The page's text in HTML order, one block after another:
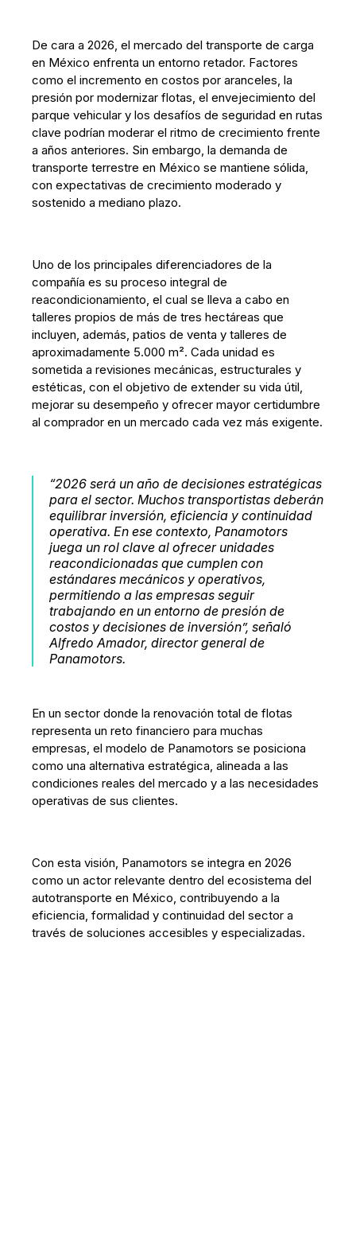
De cara a 2026, el mercado del transporte de carga
en México enfrenta un entorno retador. Factores
como el incremento en costos por aranceles, la
presión por modernizar flotas, el envejecimiento del
parque vehicular y los desafíos de seguridad en rutas
clave podrían moderar el ritmo de crecimiento frente
a años anteriores. Sin embargo, la demanda de
transporte terrestre en México se mantiene sólida,
con expectativas de crecimiento moderado y
sostenido a mediano plazo.
Uno de los principales diferenciadores de la
compañía es su proceso integral de
reacondicionamiento, el cual se lleva a cabo en
talleres propios de más de tres hectáreas que
incluyen, además, patios de venta y talleres de
aproximadamente 5.000 m². Cada unidad es
sometida a revisiones mecánicas, estructurales y
estéticas, con el objetivo de extender su vida útil,
mejorar su desempeño y ofrecer mayor certidumbre
al comprador en un mercado cada vez más exigente.
“2026 será un año de decisiones estratégicas
para el sector. Muchos transportistas deberán
equilibrar inversión, eficiencia y continuidad
operativa. En ese contexto, Panamotors
juega un rol clave al ofrecer unidades
reacondicionadas que cumplen con
estándares mecánicos y operativos,
permitiendo a las empresas seguir
trabajando en un entorno de presión de
costos y decisiones de inversión”, señaló
Alfredo Amador, director general de
Panamotors.
En un sector donde la renovación total de flotas
representa un reto financiero para muchas
empresas, el modelo de Panamotors se posiciona
como una alternativa estratégica, alineada a las
condiciones reales del mercado y a las necesidades
operativas de sus clientes.
Con esta visión, Panamotors se integra en 2026
como un actor relevante dentro del ecosistema del
autotransporte en México, contribuyendo a la
eficiencia, formalidad y continuidad del sector a
través de soluciones accesibles y especializadas.